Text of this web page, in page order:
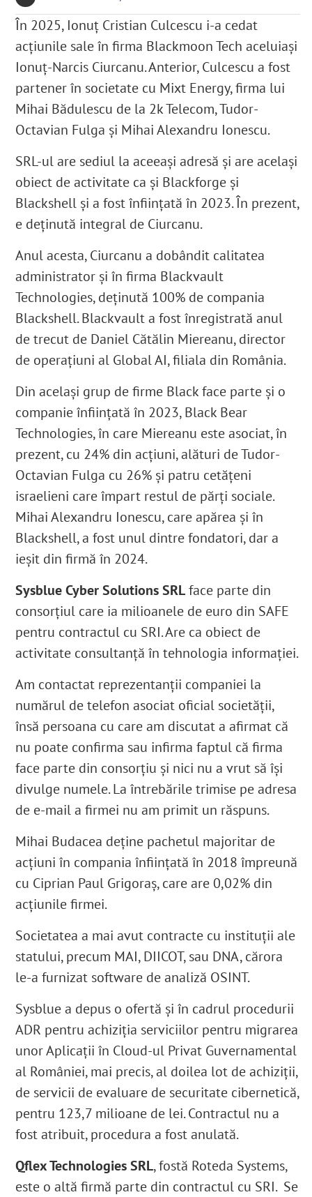
În 2025, Ionuț Cristian Culcescu i-a cedat
acțiunile sale în firma Blackmoon Tech aceluiași
Ionuț-Narcis Ciurcanu. Anterior, Culcescu a fost
partener în societate cu Mixt Energy, firma lui
Mihai Bădulescu de la 2k Telecom, Tudor-
Octavian Fulga și Mihai Alexandru Ionescu.
SRL-ul are sediul la aceeași adresă și are același
obiect de activitate ca și Blackforge și
Blackshell și a fost înființată în 2023. În prezent,
e deținută integral de Ciurcanu.
Anul acesta, Ciurcanu a dobândit calitatea
administrator și în firma Blackvault
Technologies, deținută 100% de compania
Blackshell. Blackvault a fost înregistrată anul
de trecut de Daniel Cătălin Miereanu, director
de operațiuni al Global AI, filiala din România.
Din același grup de firme Black face parte și o
companie înființată în 2023, Black Bear
Technologies, în care Miereanu este asociat, în
prezent, cu 24% din acțiuni, alături de Tudor-
Octavian Fulga cu 26% și patru cetățeni
israelieni care împart restul de părți sociale.
Mihai Alexandru Ionescu, care apărea și în
Blackshell, a fost unul dintre fondatori, dar a
ieșit din firmă în 2024.
Sysblue Cyber Solutions SRLface parte din
consorțiul care ia milioanele de euro din SAFE
pentru contractul cu SRI. Are ca obiect de
activitate consultanță în tehnologia informației.
Am contactat reprezentanții companiei la
numărul de telefon asociat oficial societății,
însă persoana cu care am discutat a afirmat că
nu poate confirma sau infirma faptul că firma
face parte din consorțiu și nici nu a vrut să își
divulge numele. La întrebările trimise pe adresa
de e-mail a firmei nu am primit un răspuns.
Mihai Budacea deține pachetul majoritar de
acțiuni în compania înființată în 2018 împreună
cu Ciprian Paul Grigoraș, care are 0,02% din
acțiunile firmei.
Societatea a mai avut contracte cu instituții ale
statului, precum MAI, DIICOT,sau DNA, cărora
le-a furnizat software de analiză OSINT.
Sysblue a depus o ofertă și în cadrul procedurii
ADR pentru achiziția serviciilor pentru migrarea
unor Aplicații în Cloud-ul Privat Guvernamental
al României, mai precis, al doilea lot de achiziții,
de servicii de evaluare de securitate cibernetică,
pentru 123,7 milioane de lei. Contractul nu a
fost atribuit, procedura a fost anulată.
Qflex Technologies SRL, fostă Roteda Systems,
este o altă firmă parte din contractul cu SRI. Se